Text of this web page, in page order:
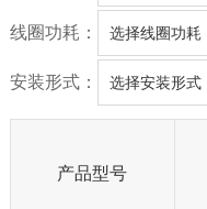
线圈功耗： 选择线圈功耗
安装形式： 选择安装形式
产品型号